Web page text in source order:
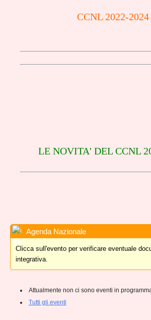
CCNL 2022-2024
LE NOVITA' DEL CCNL
Agenda Nazionale
Clicca sull'evento per verificare eventuale
integrativa.
Attualmente non ci sono eventi in
Tutti gli eventi